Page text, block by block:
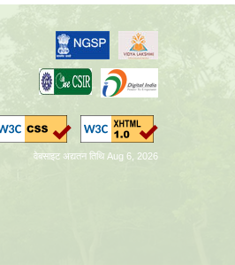
वेबसाइट अद्यतन तिथि Aug 6, 2026